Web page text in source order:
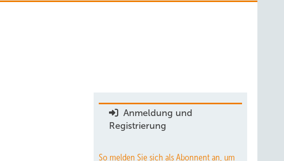
Anmeldung und
Registrierung
So melden Sie sich als Abonnent an, um